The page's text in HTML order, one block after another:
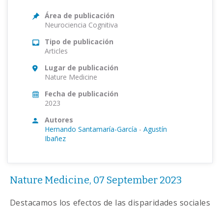
Área de publicación
Neurociencia Cognitiva
Tipo de publicación
Articles
Lugar de publicación
Nature Medicine
Fecha de publicación
2023
Autores
Hernando Santamaría-García - Agustín
Ibañez
Nature Medicine, 07 September 2023
Destacamos los efectos de las disparidades sociales